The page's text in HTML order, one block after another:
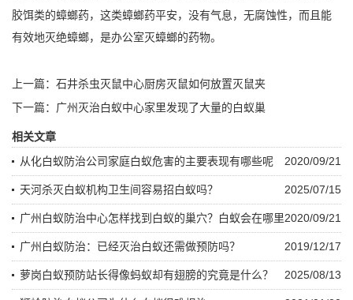
胶饵类的蟑螂药，这类蟑螂药平安，没有气息，无腐蚀性，而且能
有效地灭绝蟑螂，是办公室灭蟑螂的药物。
上一篇： 石井杀虫灭鼠中心厨房灭鼠如何放置灭鼠夹
下一篇： 广州灭治白蚁中心家里发现了大量的白蚁巢
相关文章
2020/09/21
从化白蚁防治公司家庭白蚁危害的主要表现有哪些呢
2025/07/15
天河杀灭白蚁机构卫生间容易招白蚁吗？
2020/09/21
广州白蚁防治中心怎样找到白蚁的巢穴？白蚁会在哪里
2019/12/17
广州白蚁防治：已经灭治白蚁还需做预防吗？
2025/08/13
萝岗白蚁预防站长得像蚂蚁却有翅膀的究竟是什么？